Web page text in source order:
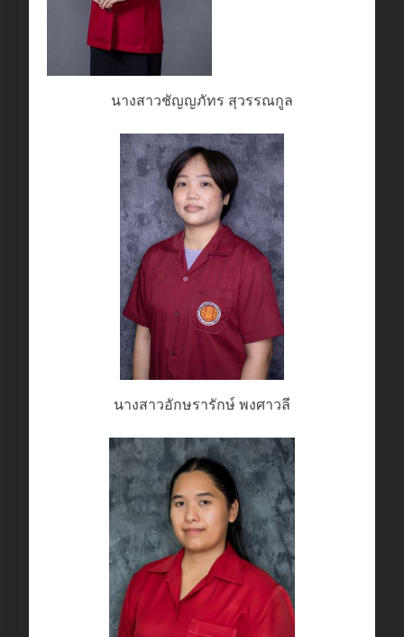
นางสาวชัญญภัทร สุวรรณกูล
นางสาวอักษรารักษ์ พงศาวลี